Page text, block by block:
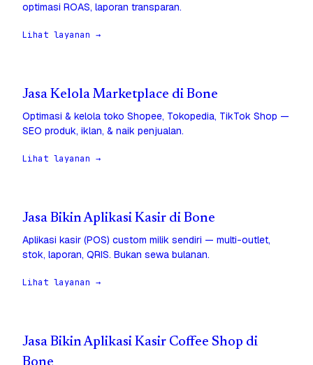
optimasi ROAS, laporan transparan.
Lihat layanan →
Jasa Kelola Marketplace di Bone
Optimasi & kelola toko Shopee, Tokopedia, TikTok Shop —
SEO produk, iklan, & naik penjualan.
Lihat layanan →
Jasa Bikin Aplikasi Kasir di Bone
Aplikasi kasir (POS) custom milik sendiri — multi-outlet,
stok, laporan, QRIS. Bukan sewa bulanan.
Lihat layanan →
Jasa Bikin Aplikasi Kasir Coffee Shop di